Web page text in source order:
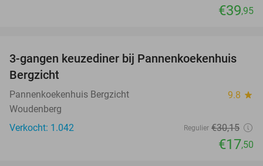
€39,95
42%
3-gangen keuzediner bij Pannenkoekenhuis
Bergzicht
Pannenkoekenhuis Bergzicht 9.8 star
Woudenberg
Verkocht: 1.042
Regulier €30,15
€17,50